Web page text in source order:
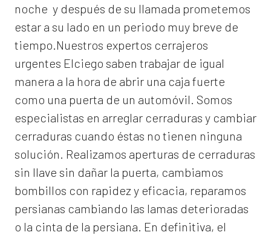
noche y después de su llamada prometemos
estar a su lado en un periodo muy breve de
tiempo.Nuestros expertos cerrajeros
urgentes Elciego saben trabajar de igual
manera a la hora de abrir una caja fuerte
como una puerta de un automóvil. Somos
especialistas en arreglar cerraduras y cambiar
cerraduras cuando éstas no tienen ninguna
solución. Realizamos aperturas de cerraduras
sin llave sin dañar la puerta, cambiamos
bombillos con rapidez y eficacia, reparamos
persianas cambiando las lamas deterioradas
o la cinta de la persiana. En definitiva, el